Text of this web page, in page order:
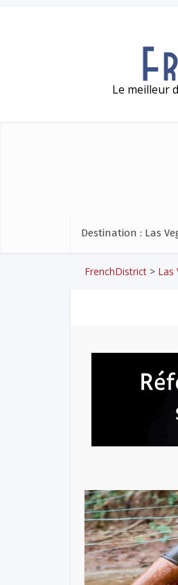
Le meilleur
Destination : Las
FrenchDistrict > Las